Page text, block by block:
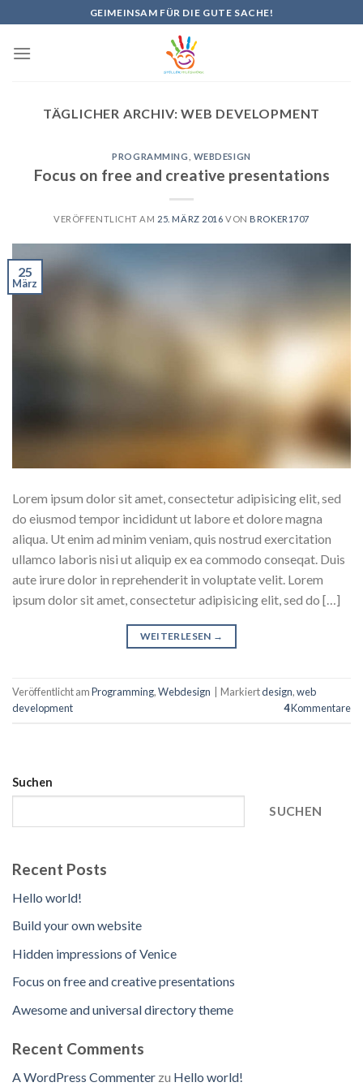
to
content
GEIMEINSAM FÜR DIE GUTE SACHE!
TÄGLICHER ARCHIV:WEB DEVELOPMENT
PROGRAMMING WEBDESIGN
Focus on free and creative presentations
VERÖFFENTLICHT AM 25. MÄRZ 2016 VON BROKER1707
25
März
Lorem ipsum dolor sit amet, consectetur adipisicing elit, sed
do eiusmod tempor incididunt ut labore et dolore magna
aliqua. Ut enim ad minim veniam, quis nostrud exercitation
ullamco laboris nisi ut aliquip ex ea commodo conseqat. Duis
aute irure dolor in reprehenderit in voluptate velit. Lorem
ipsum dolor sit amet, consectetur adipisicing elit, sed do […]
WEITERLESEN →
Veröffentlicht amProgramming,Webdesign Markiertdesign,web
development
4Kommentare
Suchen
SUCHEN
Recent Posts
Hello world!
Build your own website
Hidden impressions of Venice
Focus on free and creative presentations
Awesome and universal directory theme
Recent Comments
A WordPress Commenter zu Hello world!